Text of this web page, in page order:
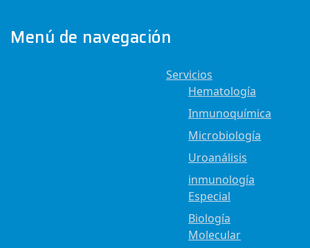
Menú de navegación
Servicios
Hematología
Inmunoquímica
Microbiología
Uroanálisis
inmunología
Especial
Biología
Molecular